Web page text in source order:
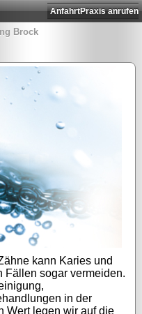
Praxis anrufen
Anfahrt
Brock
kann Karies und
Fällen sogar vermeiden.
in der
Wert legen wir auf die